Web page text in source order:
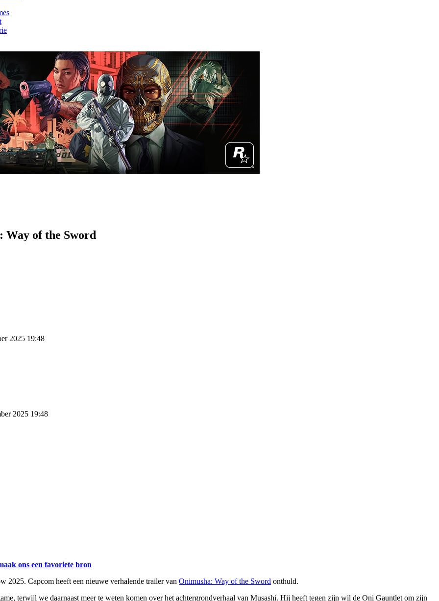
Way of the Sword
2025 19:48
2025 19:48
ons een favoriete bron
2025. Capcom heeft een nieuwe verhalende trailer van Onimusha: Way of the Sword onthuld.
terwijl we daarnaast meer te weten komen over het achtergrondverhaal van Musashi. Hij heeft tegen zijn wil de Oni Gauntlet om zijn